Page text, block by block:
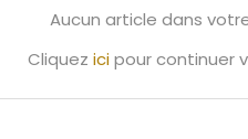
Aucun article dans
Cliquez icipour continuer